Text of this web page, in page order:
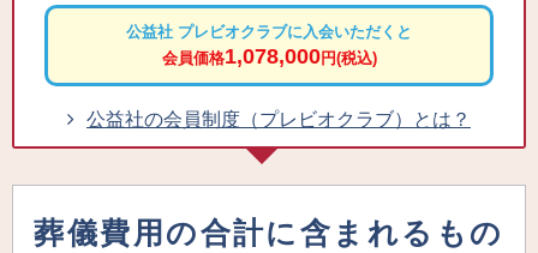
公益社 プレビオクラブに入会いただくと
会員価格1,078,000円(税込)
公益社の会員制度（プレビオクラブ）とは？
葬儀費用の合計に含まれるもの